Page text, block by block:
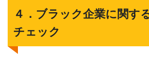
４．ブラック企業に関す
チェック